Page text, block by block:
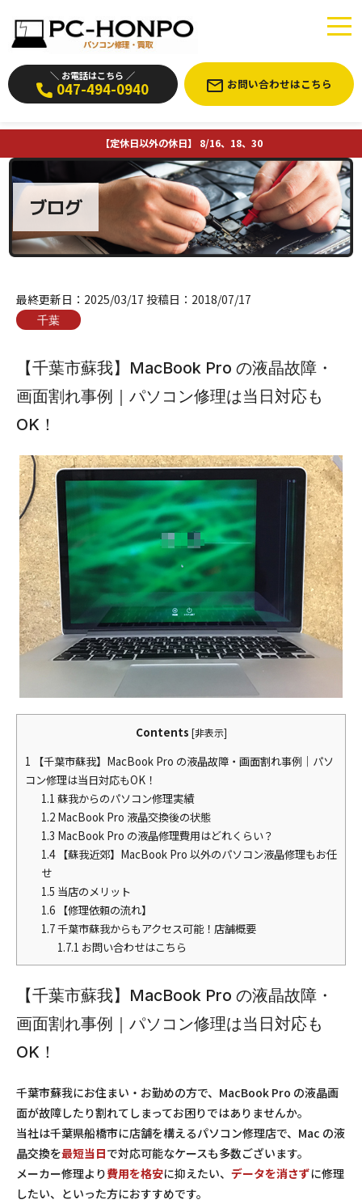
＼ お電話はこちら ／
047-494-0940 お問い合わせはこちら
【定休日以外の休日】 8/16、18、30
ブログ
最終更新日： 2025/03/17 投稿日： 2018/07/17
千葉
【千葉市蘇我】MacBook Pro の液晶故障・
画面割れ事例｜パソコン修理は当日対応も
OK！
Contents [非表示]
1 【千葉市蘇我】MacBook Pro の液晶故障・画面割れ事例｜パソ
コン修理は当日対応もOK！
1.1 蘇我からのパソコン修理実績
1.2MacBook Pro 液晶交換後の状態
1.3 MacBook Pro の液晶修理費用はどれくらい？
1.4【蘇我近郊】MacBook Pro 以外のパソコン液晶修理もお任
せ
1.5 当店のメリット
1.6【修理依頼の流れ】
1.7千葉市蘇我からもアクセス可能！店舗概要
1.7.1 お問い合わせはこちら
【千葉市蘇我】MacBook Pro の液晶故障・
画面割れ事例｜パソコン修理は当日対応も
OK！
千葉市蘇我にお住まい・お勤めの方で、MacBook Pro の液晶画
面が故障したり割れてしまってお困りではありませんか。
当社は千葉県船橋市に店舗を構えるパソコン修理店で、Mac の液
晶交換を最短当日で対応可能なケースも多数ございます。
メーカー修理より費用を格安に抑えたい、 データを消さずに修理
したい、といった方におすすめです。